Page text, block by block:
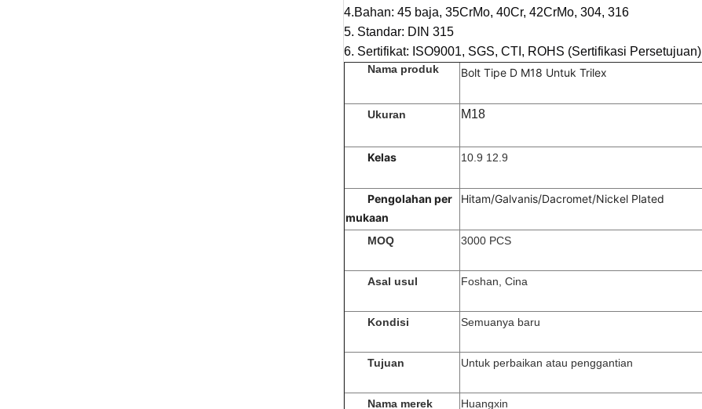
4.Bahan: 45 baja, 35CrMo, 40Cr, 42CrMo, 304, 316
5. Standar: DIN 315
6. Sertifikat: ISO9001, SGS, CTI, ROHS (Sertifikasi Persetujuan)
Nama produk Bolt Tipe D M18 Untuk Trilex
Ukuran M18
Kelas 10.9 12.9
Pengolahan per
mukaan
Hitam/Galvanis/Dacromet/Nickel Plated
MOQ 3000 PCS
Asal usul Foshan, Cina
Kondisi Semuanya baru
Tujuan Untuk perbaikan atau penggantian
Nama merek Huangxin